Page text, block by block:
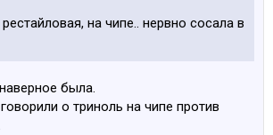
на чипе.. нервно сосала в
была.
о триноль на чипе против